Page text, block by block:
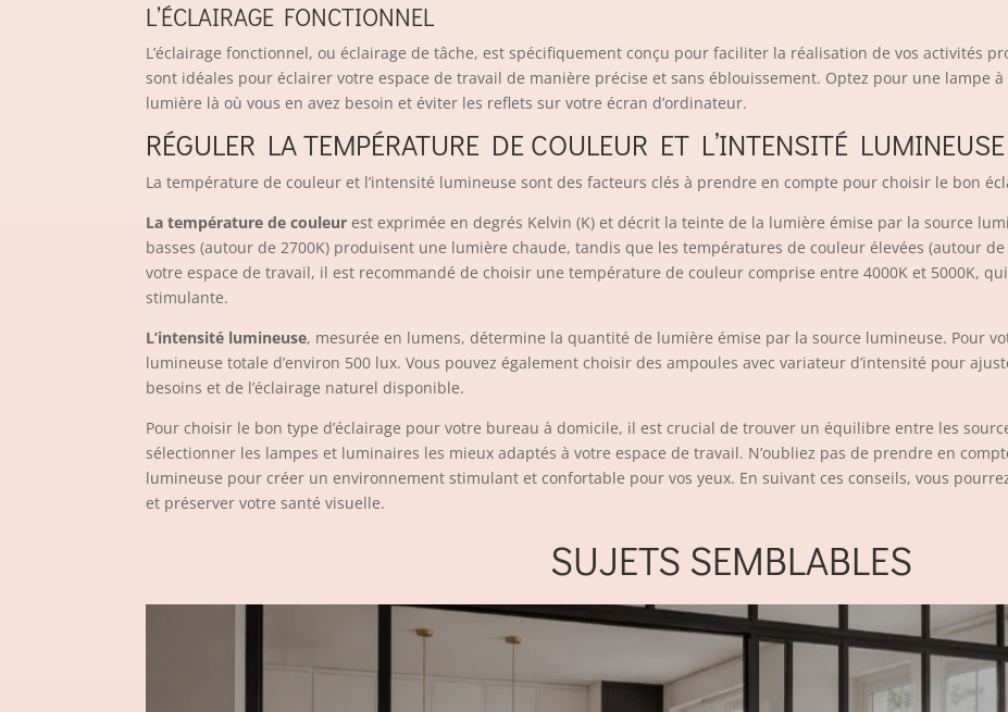
L’ÉCLAIRAGE FONCTIONNEL
L’éclairage fonctionnel, ou éclairage de tâche, est spécifiquement conçu pour faciliter la réalisation de vos activités
sont idéales pour éclairer votre espace de travail de manière précise et sans éblouissement. Optez pour une lampe
lumière là où vous en avez besoin et éviter les reflets sur votre écran d’ordinateur.
RÉGULER LA TEMPÉRATURE DE COULEUR ET L’INTENSITÉ LUMINEUSE
La température de couleur et l’intensité lumineuse sont des facteurs clés à prendre en compte pour choisir le bon
La température de couleur est exprimée en degrés Kelvin (K) et décrit la teinte de la lumière émise par la source
basses (autour de 2700K) produisent une lumière chaude, tandis que les températures de couleur élevées (autour
votre espace de travail, il est recommandé de choisir une température de couleur comprise entre 4000K et 5000K,
stimulante.
L’intensité lumineuse, mesurée en lumens, détermine la quantité de lumière émise par la source lumineuse. Pour
lumineuse totale d’environ 500 lux. Vous pouvez également choisir des ampoules avec variateur d’intensité pour
besoins et de l’éclairage naturel disponible.
Pour choisir le bon type d’éclairage pour votre bureau à domicile, il est crucial de trouver un équilibre entre les
sélectionner les lampes et luminaires les mieux adaptés à votre espace de travail. N’oubliez pas de prendre en
lumineuse pour créer un environnement stimulant et confortable pour vos yeux. En suivant ces conseils, vous
et préserver votre santé visuelle.
SUJETS SEMBLABLES